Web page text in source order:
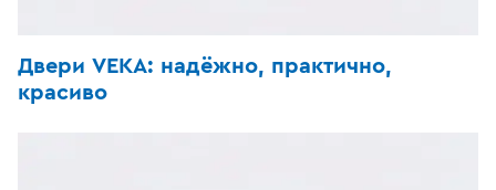
Двери VEKA: надёжно, практично,
красиво